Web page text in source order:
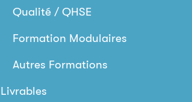
Qualité / QHSE
Formation Modulaires
Autres Formations
Livrables